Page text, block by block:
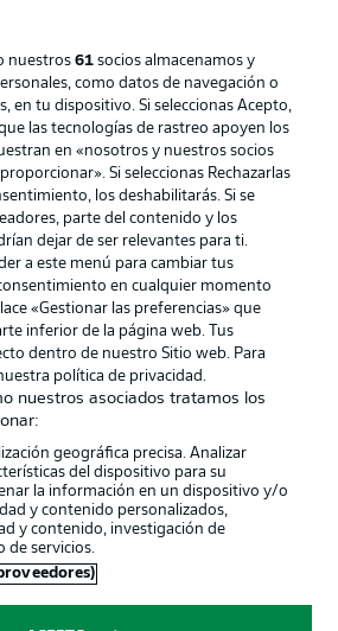
Aviso legal
Declaracion de privacidad
Trabajos
Condiciones de uso
Contacto
Gruppe GmbH
idioma
nuestros61 socios almacenamos y
como datos de navegación o
en tu dispositivo. Si seleccionas Acepto,
las tecnologías de rastreo apoyen los
en «nosotros y nuestros socios
Si seleccionas Rechazarlas
los deshabilitarás. Si se
parte del contenido y los
dejar de ser relevantes para ti.
a este menú para cambiar tus
en cualquier momento
«Gestionar las preferencias» que
inferior de la página web. Tus
dentro de nuestro Sitio web. Para
política de privacidad.
nuestros asociados tratamos los
geográfica precisa. Analizar
del dispositivo para su
la información en un dispositivo y/o
y contenido personalizados,
y contenido, investigación de
de servicios.